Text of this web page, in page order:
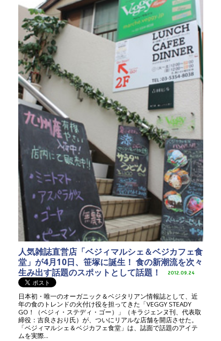
人気雑誌直営店「ベジィマルシェ＆ベジカフェ食
堂」が4月10日、笹塚に誕生！ 食の新潮流を次々
生み出す話題のスポットとして話題！
2012.09.24
日本初・唯一のオーガニック＆ベジタリアン情報誌として、近
年の食のトレンドの火付け役を担ってきた「VEGGY STEADY
GO！（ベジィ・ステディ・ゴー）」（キラジェンヌ刊、代表取
締役：吉良さおり氏）が、ついにリアルな店舗を開店させた。
「ベジィマルシェ＆ベジカフェ食堂」は、誌面で話題のアイテ
ムを実際...